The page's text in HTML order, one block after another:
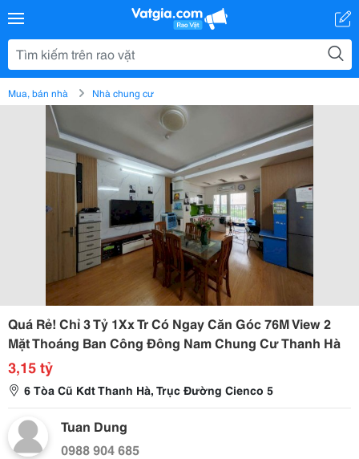
Mua, bán nhà Nhà chung cư
Quá Rẻ! Chỉ 3 Tỷ 1Xx Tr Có Ngay Căn Góc 76M View 2
Mặt Thoáng Ban Công Đông Nam Chung Cư Thanh Hà
3,15 tỷ
6 Tòa Cũ Kdt Thanh Hà, Trục Đường Cienco 5
Tuan Dung
0988 904 685